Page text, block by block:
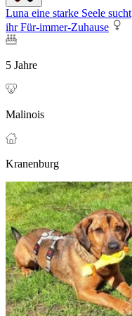
Luna eine starke Seele sucht
ihr Für-immer-Zuhause
5 Jahre
Malinois
Kranenburg